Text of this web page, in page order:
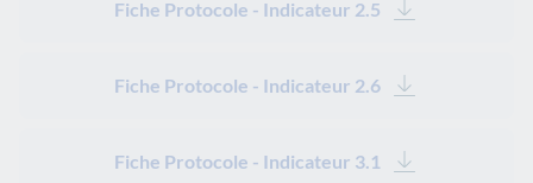
Fiche Protocole - Indicateur 2.5
Fiche Protocole - Indicateur 2.6
Fiche Protocole - Indicateur 3.1